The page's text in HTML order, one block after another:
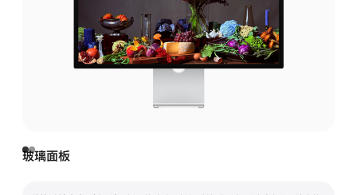
玻璃面板